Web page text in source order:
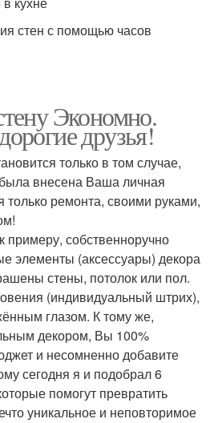
стен с помощью часов
Экономно.
друзья!
только в том случае,
внесена Ваша личная
только ремонта, своими руками,
примеру, собственноручно
элементы (аксессуары) декора
стены, потолок или пол.
(индивидуальный штрих),
глазом. К тому же,
декором, Вы 100%
и несомненно добавите
сегодня я и подобрал 6
помогут превратить
уникальное и неповторимое